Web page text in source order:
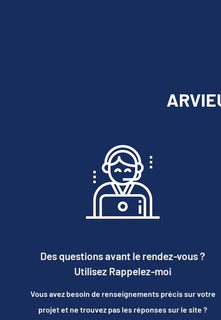
Des questions avant le rendez-vous ?
Utilisez Rappelez-moi
Vous avez besoin de renseignements précis sur votre
projet et ne trouvez pas les réponses sur le site ?